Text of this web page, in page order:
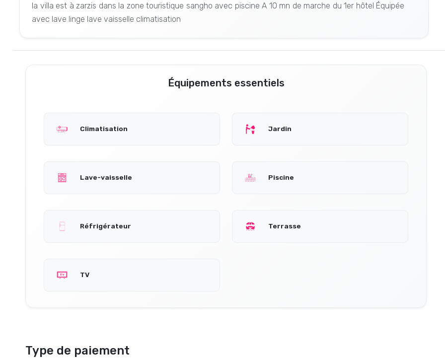
la villa est à zarzis dans la zone touristique sangho avec piscine A 10 mn de marche du 1er hôtel Équipée
avec lave linge lave vaisselle climatisation
Équipements essentiels
Climatisation Jardin
Lave-vaisselle Piscine
Réfrigérateur Terrasse
TV
Type de paiement